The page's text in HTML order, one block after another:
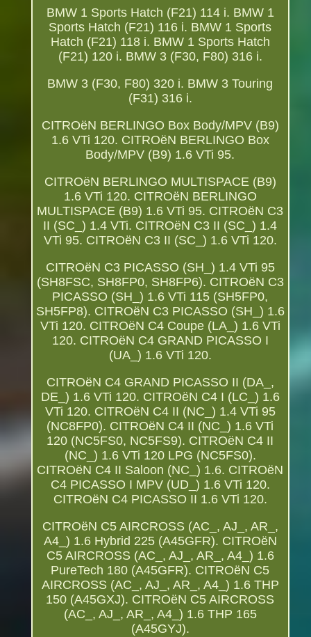
BMW 1 Sports Hatch (F21) 114 i. BMW 1
Sports Hatch (F21) 116 i. BMW 1 Sports
Hatch (F21) 118 i. BMW 1 Sports Hatch
(F21) 120 i. BMW 3 (F30, F80) 316 i.
BMW 3 (F30, F80) 320 i. BMW 3 Touring
(F31) 316 i.
CITROëN BERLINGO Box Body/MPV (B9)
1.6 VTi 120. CITROëN BERLINGO Box
Body/MPV (B9) 1.6 VTi 95.
CITROëN BERLINGO MULTISPACE (B9)
1.6 VTi 120. CITROëN BERLINGO
MULTISPACE (B9) 1.6 VTi 95. CITROëN C3
II (SC_) 1.4 VTi. CITROëN C3 II (SC_) 1.4
VTi 95. CITROëN C3 II (SC_) 1.6 VTi 120.
CITROëN C3 PICASSO (SH_) 1.4 VTi 95
(SH8FSC, SH8FP0, SH8FP6). CITROëN C3
PICASSO (SH_) 1.6 VTi 115 (SH5FP0,
SH5FP8). CITROëN C3 PICASSO (SH_) 1.6
VTi 120. CITROëN C4 Coupe (LA_) 1.6 VTi
120. CITROëN C4 GRAND PICASSO I
(UA_) 1.6 VTi 120.
CITROëN C4 GRAND PICASSO II (DA_,
DE_) 1.6 VTi 120. CITROëN C4 I (LC_) 1.6
VTi 120. CITROëN C4 II (NC_) 1.4 VTi 95
(NC8FP0). CITROëN C4 II (NC_) 1.6 VTi
120 (NC5FS0, NC5FS9). CITROëN C4 II
(NC_) 1.6 VTi 120 LPG (NC5FS0).
CITROëN C4 II Saloon (NC_) 1.6. CITROëN
C4 PICASSO I MPV (UD_) 1.6 VTi 120.
CITROëN C4 PICASSO II 1.6 VTi 120.
CITROëN C5 AIRCROSS (AC_, AJ_, AR_,
A4_) 1.6 Hybrid 225 (A45GFR). CITROëN
C5 AIRCROSS (AC_, AJ_, AR_, A4_) 1.6
PureTech 180 (A45GFR). CITROëN C5
AIRCROSS (AC_, AJ_, AR_, A4_) 1.6 THP
150 (A45GXJ). CITROëN C5 AIRCROSS
(AC_, AJ_, AR_, A4_) 1.6 THP 165
(A45GYJ).